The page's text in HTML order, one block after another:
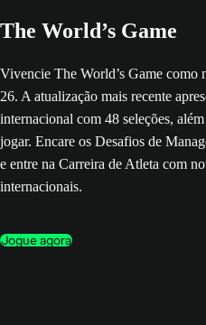
The World’s Game
Vivencie The World’s Game
26. A atualização mais recente
internacional com 48 seleções,
jogar. Encare os Desafios de
e entre na Carreira de Atleta com
internacionais.
Jogue agora